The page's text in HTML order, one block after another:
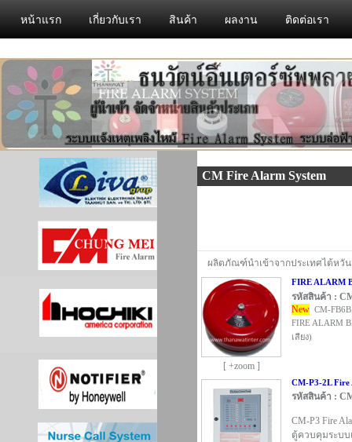
หน้าแรก เกี่ยวกับเรา สินค้า ผลงาน ติดต่อเรา
CM Fire Alarm System
ผลิตภัณฑ์นำเข้าจากประเทศไต้หวัน
[ +zoom ]
FIRE ALARM
รหัสสินค้า :
New CM-FB6B
FIRE ALARM
เสียง)
CM-P3-2L
รหัสสินค้า :
CM-P3 Fire
ตู้ควบคุมระบบ